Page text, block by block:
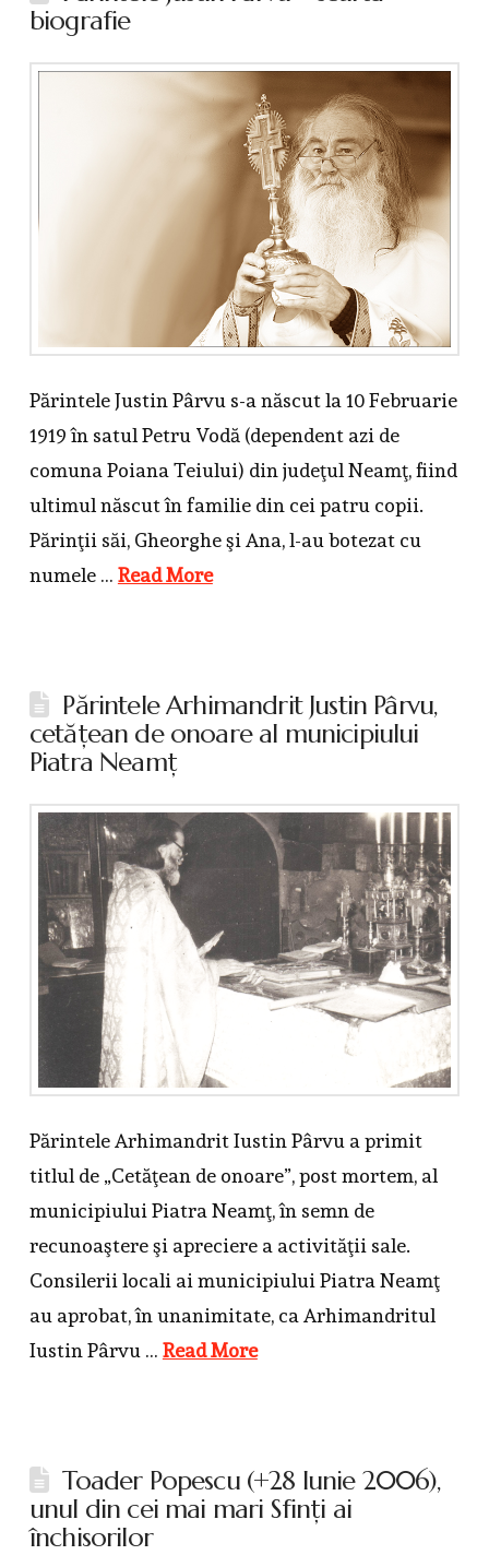
biografie
Părintele Justin Pârvu s-a născut la 10 Februarie
1919 în satul Petru Vodă (dependent azi de
comuna Poiana Teiului) din judeţul Neamţ, fiind
ultimul născut în familie din cei patru copii.
Părinţii săi, Gheorghe şi Ana, l-au botezat cu
numele … Read More
Părintele Arhimandrit Justin Pârvu,
cetăţean de onoare al municipiului
Piatra Neamţ
Părintele Arhimandrit Iustin Pârvu a primit
titlul de „Cetăţean de onoare”, post mortem, al
municipiului Piatra Neamţ, în semn de
recunoaştere şi apreciere a activităţii sale.
Consilerii locali ai municipiului Piatra Neamţ
au aprobat, în unanimitate, ca Arhimandritul
Iustin Pârvu … Read More
Toader Popescu (+28 Iunie 2006),
unul din cei mai mari Sfinţi ai
închisorilor